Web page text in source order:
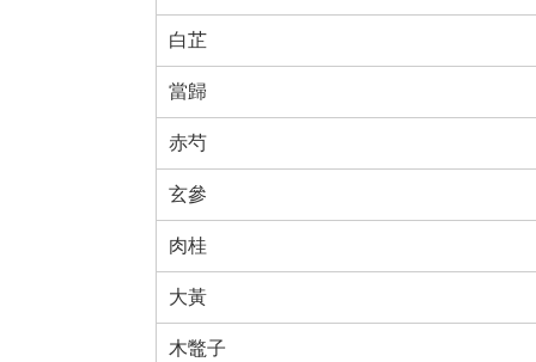
白芷
當歸
赤芍
玄參
肉桂
大黃
木鼈子